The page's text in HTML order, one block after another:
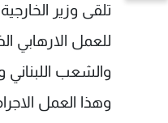
تلقى وزير
للعمل الارهابي
والشعب
وهذا العمل